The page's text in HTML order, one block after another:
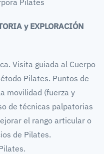
y EXPLORACIÓN
Visita guiada al Cuerpo
Pilates. Puntos de
movilidad (fuerza y
de técnicas palpatorias
el rango articular o
de Pilates.